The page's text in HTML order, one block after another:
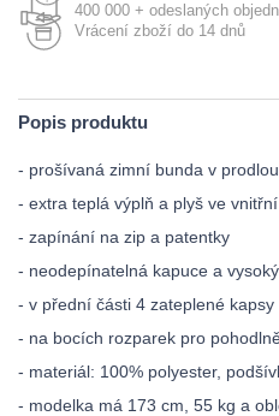
400 000 + odeslaných
Vrácení zboží do 14 dnů
Popis produktu
- prošívaná zimní bunda v
- extra teplá výplň a plyš ve
- zapínání na zip a patentky
- neodepínatelná kapuce a
- v přední části 4 zateplené kapsy
- na bocích rozparek pro
- materiál: 100% polyester,
- modelka má 173 cm, 55 kg a